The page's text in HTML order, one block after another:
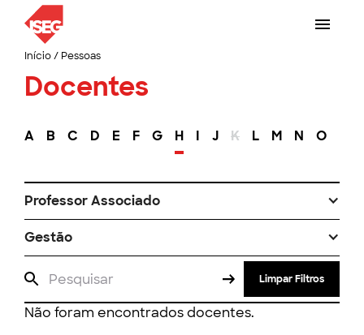
Início/ Pessoas
Docentes
A B C D E F G H I J K L M N O
Professor Associado
Gestão
Limpar Filtros
Não foram encontrados docentes.